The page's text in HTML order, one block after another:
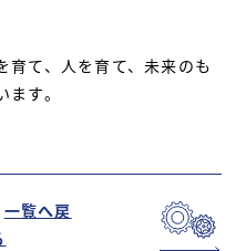
育て、人を育て、未来のも
す。
一覧へ戻